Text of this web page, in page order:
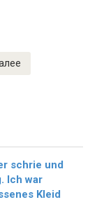
schrie und
Ich war
Kleid